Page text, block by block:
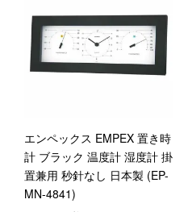
エンペックス EMPEX 置き時
計 ブラック 温度計 湿度計 掛
置兼用 秒針なし 日本製 (EP-
MN-4841)